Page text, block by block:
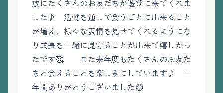
放にたくさんのお友だちが遊びに来てくれま
した♪ 活動を通して会うごとに出来ること
が増え、様々な表情を見せてくれるようにな
り成長を一緒に見守ることが出来て嬉しかっ
たです🥰 また来年度もたくさんのお友だ
ちと会えることを楽しみにしています♪ 一
年間ありがとうございました😊